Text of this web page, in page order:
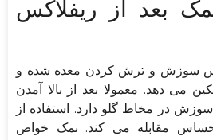
بعد از ریفلاکس
سوزش و ترش کردن معده شده و
می دهد. معمولا بعد از بالا آمدن
در مخاط گلو دارد. استفاده از
مقابله می کند. نمک خواص